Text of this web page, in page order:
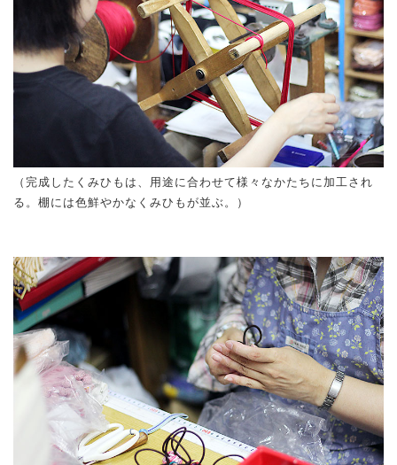
（完成したくみひもは、用途に合わせて様々なかたちに加工され
る。棚には色鮮やかなくみひもが並ぶ。）